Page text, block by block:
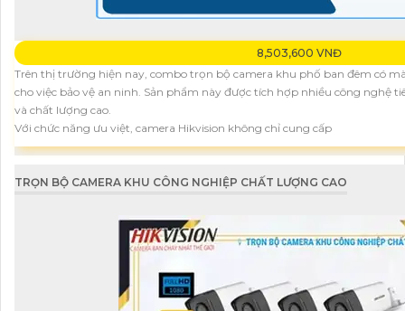
8,503,600 VNĐ
Trên thị trường hiện nay, combo trọn bộ camera khu phố ban đêm có
cho việc bảo vệ an ninh. Sản phẩm này được tích hợp nhiều công nghệ
và chất lượng cao.
Với chức năng ưu việt, camera Hikvision không chỉ cung cấp
TRỌN BỘ CAMERA KHU CÔNG NGHIỆP CHẤT LƯỢNG CAO